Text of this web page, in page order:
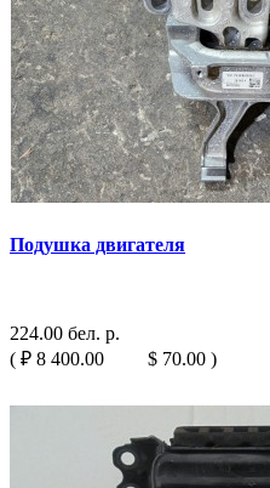
Подушка двигателя
224.00 бел. р.
( ₽ 8 400.00 $ 70.00 )